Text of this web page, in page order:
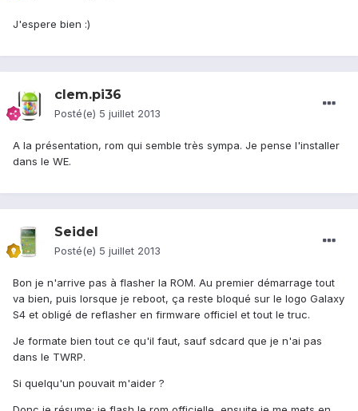
J'espere bien :)
clem.pi36
Posté(e) 5 juillet 2013
A la présentation, rom qui semble très sympa. Je pense l'installer
dans le WE.
Seidel
Posté(e) 5 juillet 2013
Bon je n'arrive pas à flasher la ROM. Au premier démarrage tout
va bien, puis lorsque je reboot, ça reste bloqué sur le logo Galaxy
S4 et obligé de reflasher en firmware officiel et tout le truc.
Je formate bien tout ce qu'il faut, sauf sdcard que je n'ai pas
dans le TWRP.
Si quelqu'un pouvait m'aider ?